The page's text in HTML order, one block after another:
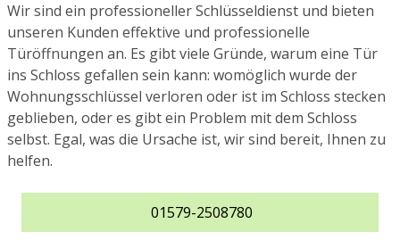
Wir sind ein professioneller Schlüsseldienst und bieten
unseren Kunden effektive und professionelle
Türöffnungen an. Es gibt viele Gründe, warum eine Tür
ins Schloss gefallen sein kann: womöglich wurde der
Wohnungsschlüssel verloren oder ist im Schloss stecken
geblieben, oder es gibt ein Problem mit dem Schloss
selbst. Egal, was die Ursache ist, wir sind bereit, Ihnen zu
helfen.
01579-2508780